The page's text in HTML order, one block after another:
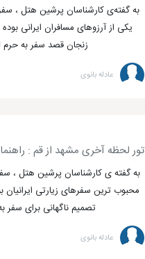
به گفته‌ی کارشناسان پرشین هتل ،
یکی از آرزوهای مسافران ایرانی
زنجان قصد سفر به حرم
عادله بانوی
تور لحظه آخری مشهد از قم :
به گفته ی کارشناسان پرشین هتل ،
محبوب ترین سفرهای زیارتی
تصمیم ناگهانی برای سفر
عادله بانوی